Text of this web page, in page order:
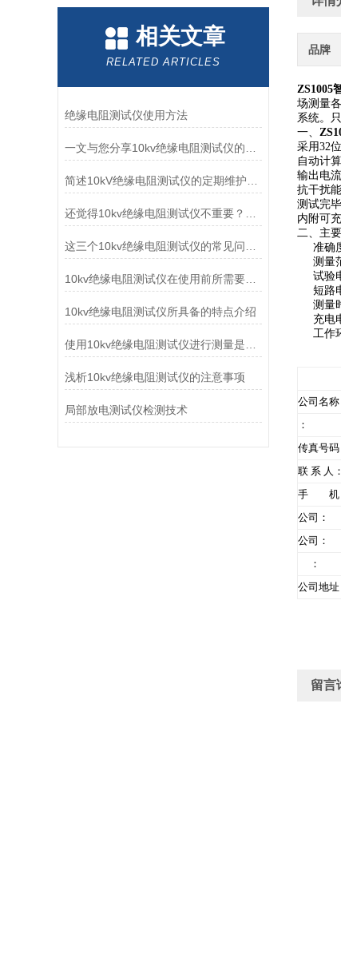
相关文章
RELATED ARTICLES
绝缘电阻测试仪使用方法
10kv绝缘电阻测试仪在使用前所需要做的准备工作介绍
10kv绝缘电阻测试仪所具备的特点介绍
浅析10kv绝缘电阻测试仪的注意事项
局部放电测试仪检测技术
品牌
ZS1005
场测量
系统。
一、
采用32
自动计
输出电
抗干扰
测试完
内附可
二、 主
准确
测量
试验电
短路
测量时
充电电
工作环
公司名称
：
传真号码
联 系 人：
手 机
公司：
公司：
：
公司地址
留言